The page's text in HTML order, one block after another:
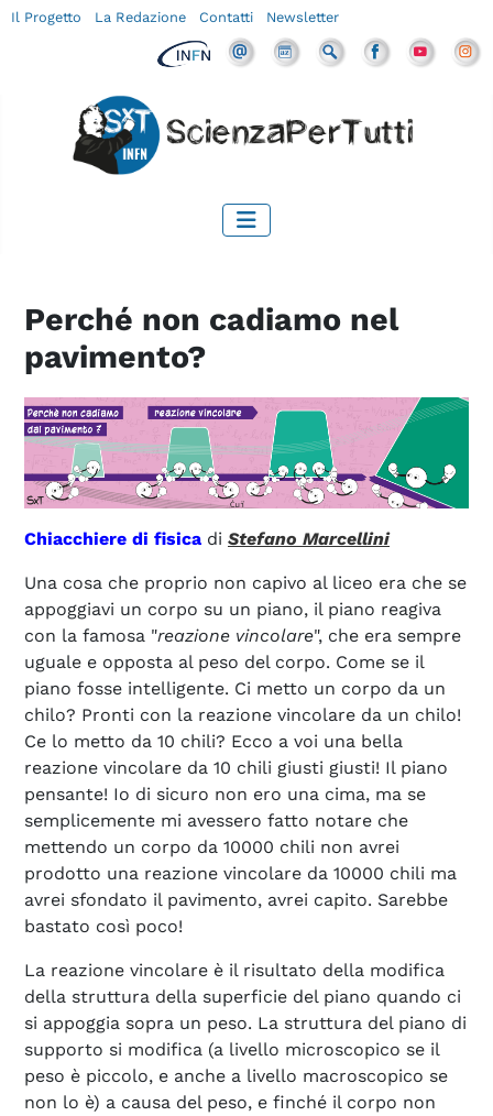
Il Progetto La Redazione Contatti Newsletter
Perché non cadiamo nel
pavimento?
Chiacchiere di fisica di Stefano Marcellini
Una cosa che proprio non capivo al liceo era che se
appoggiavi un corpo su un piano, il piano reagiva
con la famosa "reazione vincolare", che era sempre
uguale e opposta al peso del corpo. Come se il
piano fosse intelligente. Ci metto un corpo da un
chilo? Pronti con la reazione vincolare da un chilo!
Ce lo metto da 10 chili? Ecco a voi una bella
reazione vincolare da 10 chili giusti giusti! Il piano
pensante! Io di sicuro non ero una cima, ma se
semplicemente mi avessero fatto notare che
mettendo un corpo da 10000 chili non avrei
prodotto una reazione vincolare da 10000 chili ma
avrei sfondato il pavimento, avrei capito. Sarebbe
bastato così poco!
La reazione vincolare è il risultato della modifica
della struttura della superficie del piano quando ci
si appoggia sopra un peso. La struttura del piano di
supporto si modifica (a livello microscopico se il
peso è piccolo, e anche a livello macroscopico se
non lo è) a causa del peso, e finché il corpo non